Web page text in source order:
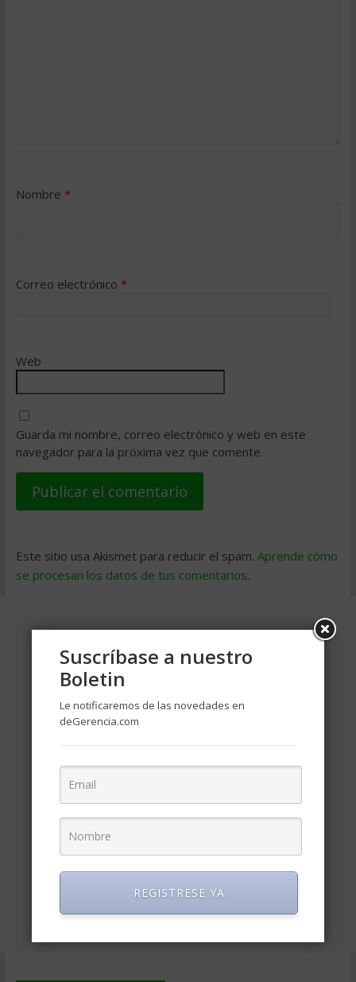
Nombre *
Correo electrónico *
Web
Guarda mi nombre, correo electrónico y web en este
navegador para la próxima vez que comente.
Este sitio usa Akismet para reducir el spam. Aprende cómo
se procesan los datos de tus comentarios.
Suscríbase a nuestro
Boletin
Le notificaremos de las novedades en
deGerencia.com
REGISTRESE YA